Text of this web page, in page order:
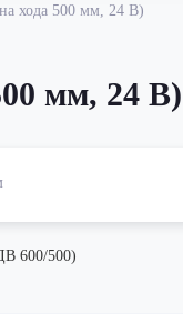
хода 500 мм, 24 В)
мм, 24 В)
600/500)